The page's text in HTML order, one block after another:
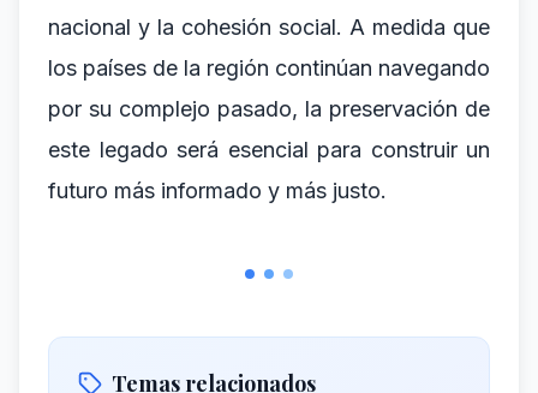
nacional y la cohesión social. A medida que
los países de la región continúan navegando
por su complejo pasado, la preservación de
este legado será esencial para construir un
futuro más informado y más justo.
Temas relacionados